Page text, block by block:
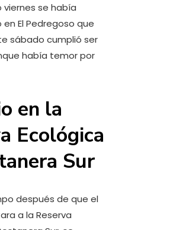
viernes se había
El Pedregoso que
sábado cumplió ser
había temor por
en la
Ecológica
Sur
después de que el
a la Reserva